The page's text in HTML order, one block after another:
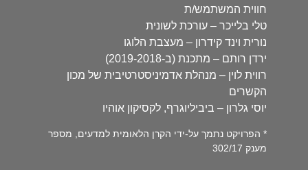
חווית המשתמש/ת
טלי בלייכר – עורכת לשונית
נורית וינד קידרון – מעצבת הלוגו
ירדן רותם – מתכנת (ב-2019-2018)
רווית לוין – מנהלת אדמיניסטרטיבית של מכון
הקשרים
יוסי גלרון – ביביליוגרף, לקסיקון אוהיו
* הפרויקט נתמך על-ידי הקרן הלאומית למדעים, מספר
מענק 302/17